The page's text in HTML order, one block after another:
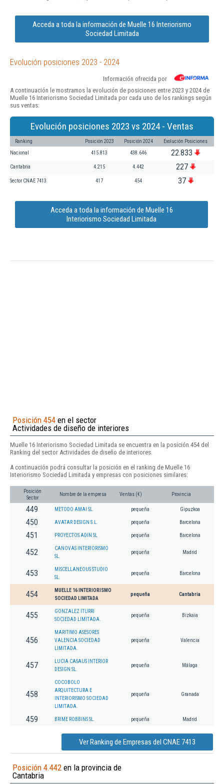
Acceda a toda la información de Muelle 16 Interiorismo
Sociedad Limitada
Evolución posiciones 2023 - 2024
Información ofrecida por
A continuación le mostramos la evolución de posiciones entre 2023 y 2024 de
Muelle 16 Interiorismo Sociedad Limitada por cada uno de los rankings según
sus ventas:
Evolución posiciones 2023 vs 2024 - Ventas
Ranking Posición 2023 Posición 2024 Evolución Posiciones
Nacional 415.813 438.646 22.833
Cantabria 4.215 4.442 227
Sector CNAE 7413 417 454 37
Acceda a toda la información de Muelle 16
Interiorismo Sociedad Limitada
Posición 454 en el sector
Actividades de diseño de interiores
Muelle 16 Interiorismo Sociedad Limitada se encuentra en la posición 454 del
Ranking del sector Actividades de diseño de interiores.
A continuación podrá consultar la posición en el ranking de Muelle 16
Interiorismo Sociedad Limitada y empresas con posiciones similares:
Posición
Sector
Nombre de la empresa Ventas (€) Provincia
449 METODO AMAI SL. pequeña Gipuzkoa
450 AVATAR DESIGN S.L. pequeña Barcelona
451 PROYECTOS ADIN SL pequeña Barcelona
452
CANOVAS INTERIORISMO
SL.
pequeña Madrid
453
MISCELLANEOUS STUDIO
SL.
pequeña Barcelona
454
MUELLE 16 INTERIORISMO
SOCIEDAD LIMITADA
pequeña Cantabria
455
GONZALEZ ITURRI
SOCIEDAD LIMITADA.
pequeña Bizkaia
456
MARITIMO ASESORES
VALENCIA SOCIEDAD
LIMITADA.
pequeña Valencia
457
LUCIA CASAUS INTERIOR
DESIGN SL.
pequeña Málaga
458
COCOBOLO
ARQUITECTURA E
INTERIORISMO SOCIEDAD
LIMITADA.
pequeña Granada
459 BRIME ROBBINS SL. pequeña Madrid
Ver Ranking de Empresas del CNAE 7413
Posición 4.442 en la provincia de
Cantabria